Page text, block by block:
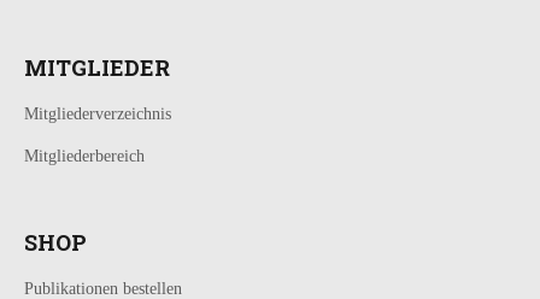
MITGLIEDER
Mitgliederverzeichnis
Mitgliederbereich
SHOP
Publikationen bestellen